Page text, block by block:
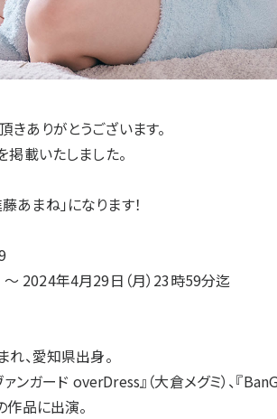
ありがとうございます。
掲載いたしました。
あまね」になります！
～ 2024年4月29日（月）23時59分迄
れ、愛知県出身。
ンガード overDress』（大倉メグミ）、『
作品に出演。